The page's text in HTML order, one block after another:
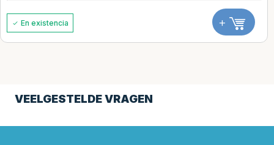
En existencia +
VEELGESTELDE VRAGEN